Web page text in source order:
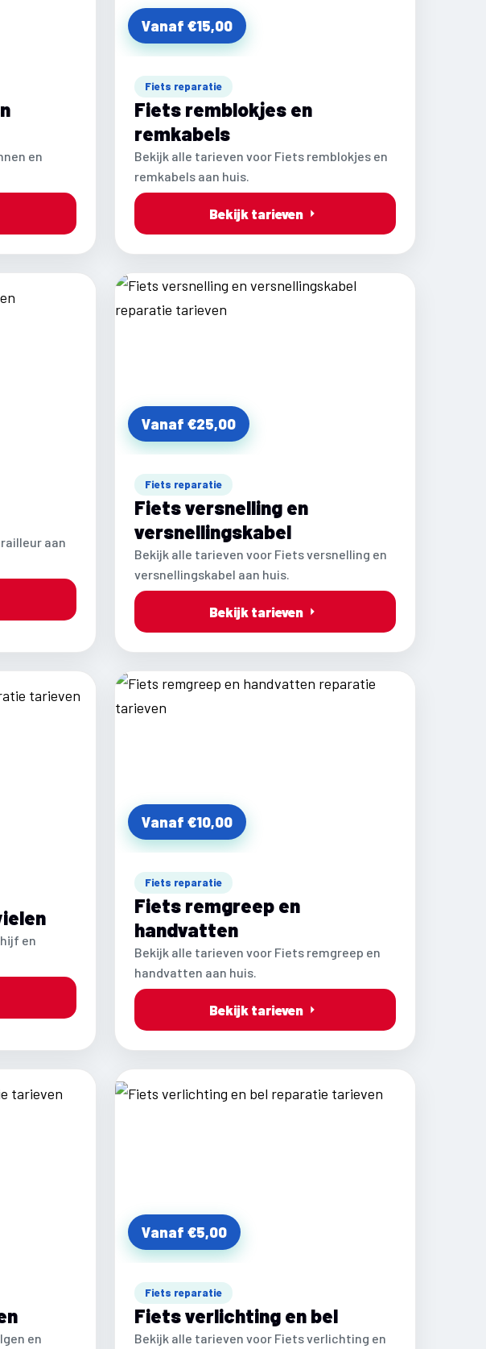
en
Vanaf €15,00
Fiets reparatie
Fiets remblokjes en
remkabels
Bekijk alle tarieven voor Fiets remblokjes en
remkabels aan huis.
Bekijk tarieven
aan
Vanaf €25,00
Fiets reparatie
Fiets versnelling en
versnellingskabel
Bekijk alle tarieven voor Fiets versnelling en
versnellingskabel aan huis.
Bekijk tarieven
en
Vanaf €10,00
Fiets reparatie
Fiets remgreep en
handvatten
Bekijk alle tarieven voor Fiets remgreep en
handvatten aan huis.
Bekijk tarieven
en
Vanaf €5,00
Fiets reparatie
Fiets verlichting en bel
Bekijk alle tarieven voor Fiets verlichting en